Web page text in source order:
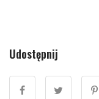
Udostępnij